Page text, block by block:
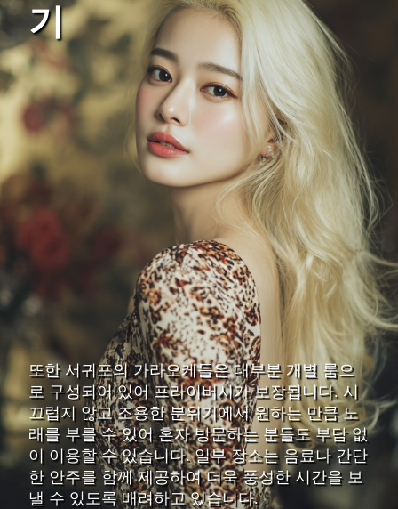
기
또한 서귀포의 가라오케들은 대부분 개별 룸으
로 구성되어 있어 프라이버시가 보장됩니다. 시
끄럽지 않고 조용한 분위기에서 원하는 만큼 노
래를 부를 수 있어 혼자 방문하는 분들도 부담 없
이 이용할 수 있습니다. 일부 장소는 음료나 간단
한 안주를 함께 제공하여 더욱 풍성한 시간을 보
낼 수 있도록 배려하고 있습니다.